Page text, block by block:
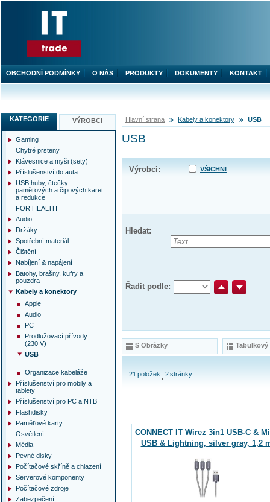
Hlavní strana Kabely a konektory USB
USB
Výrobci: VŠICHNI
Hledat:
Řadit podle:
S Obrázky Tabulkový
21 položek 2stránky
CONNECT IT Wirez 3in1 USB-C &
USB & Lightning, silver gray, 1,2
KATEGORIE VÝROBCI
Gaming
Chytré prsteny
Klávesnice a myši (sety)
Příslušenství do auta
USB huby, čtečky
paměťových a čipových karet
a redukce
FOR HEALTH
Audio
Držáky
Spotřební materiál
Čištění
Nabíjení & napájení
Batohy, brašny, kufry a
pouzdra
Kabely a konektory
Apple
Audio
PC
Prodlužovací přívody
(230 V)
USB
Organizace kabeláže
Příslušenství pro mobily a
tablety
Příslušenství pro PC a NTB
Flashdisky
Paměťové karty
Osvětlení
Média
Pevné disky
Počítačové skříně a chlazení
Serverové komponenty
Počítačové zdroje
Zabezpečení
OBCHODNÍ PODMÍNKY O NÁS PRODUKTY DOKUMENTY KONTAKT